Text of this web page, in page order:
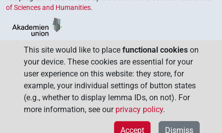
of Sciences and Humanities.
This site would like to place functional cookies on
your device. These cookies are essential for your
user experience on this website: they store, for
example, your individual settings of button states
(e.g., whether to display lemma IDs, on not). For
more information, see our privacy policy.
Dismiss
Accept